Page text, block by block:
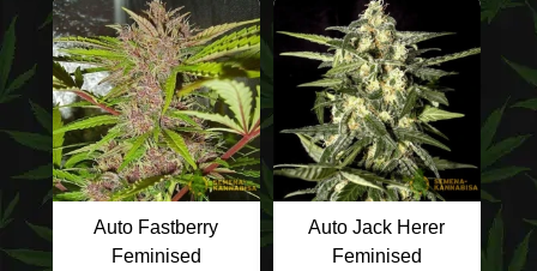
Auto Fastberry
Feminised
Auto Jack Herer
Feminised